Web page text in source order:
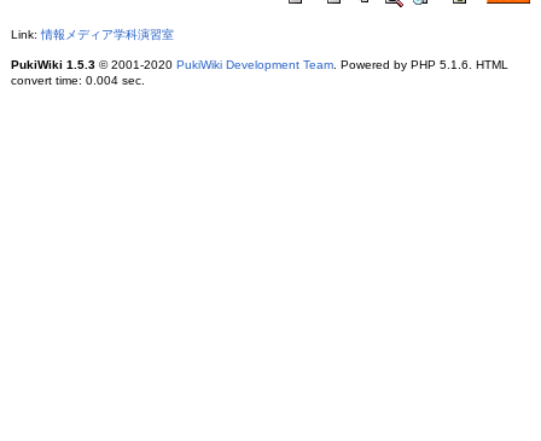
Link: 情報メディア学科演習室
PukiWiki 1.5.3© 2001-2020 PukiWiki Development Team. Powered by PHP 5.1.6. HTML
convert time: 0.004 sec.